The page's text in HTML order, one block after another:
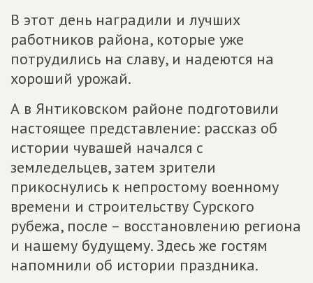
В этот день наградили и лучших
работников района, которые уже
потрудились на славу, и надеются на
хороший урожай.
А в Янтиковском районе подготовили
настоящее представление: рассказ об
истории чувашей начался с
земледельцев, затем зрители
прикоснулись к непростому военному
времени и строительству Сурского
рубежа, после – восстановлению региона
и нашему будущему. Здесь же гостям
напомнили об истории праздника.